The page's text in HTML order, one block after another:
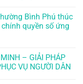
Bình Phú thúc
quyền số ứng
– GIẢI PHÁP
VỤ NGƯỜI DÂN